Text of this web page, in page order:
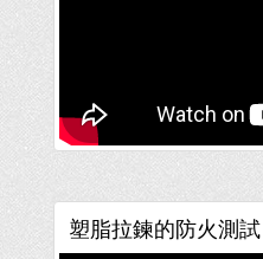
塑脂拉鍊的防火測